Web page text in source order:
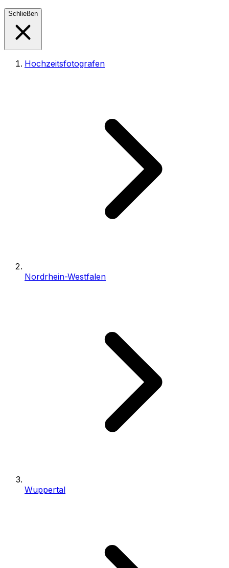
Schließen
Hochzeitsfotografen
Nordrhein-Westfalen
Wuppertal